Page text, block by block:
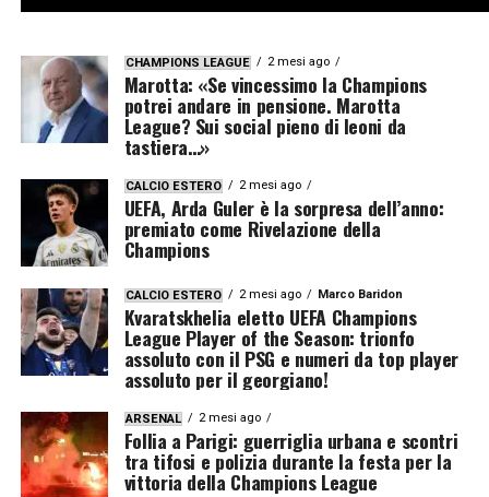
CHAMPIONS LEAGUE 2 mesi ago
Marotta: «Se vincessimo la Champions
potrei andare in pensione. Marotta
League? Sui social pieno di leoni da
tastiera…»
CALCIO ESTERO 2 mesi ago
UEFA, Arda Guler è la sorpresa dell’anno:
premiato come Rivelazione della
Champions
CALCIO ESTERO 2 mesi ago Marco Baridon
Kvaratskhelia eletto UEFA Champions
League Player of the Season: trionfo
assoluto con il PSG e numeri da top player
assoluto per il georgiano!
ARSENAL 2 mesi ago
Follia a Parigi: guerriglia urbana e scontri
tra tifosi e polizia durante la festa per la
vittoria della Champions League